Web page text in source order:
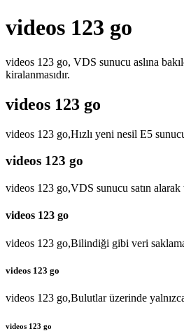
videos 123 go
videos 123 go, VDS sunucu aslına
kiralanmasıdır.
videos 123 go
videos 123 go,Hızlı yeni nesil E5
videos 123 go
videos 123 go,VDS sunucu satın
videos 123 go
videos 123 go,Bilindiği gibi veri
videos 123 go
videos 123 go,Bulutlar üzerinde
videos 123 go